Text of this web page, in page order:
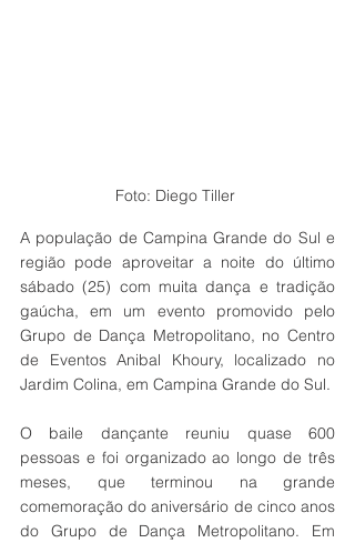
Foto: Diego Tiller
A população de Campina Grande do Sul e
região pode aproveitar a noite do último
sábado (25) com muita dança e tradição
gaúcha, em um evento promovido pelo
Grupo de Dança Metropolitano, no Centro
de Eventos Anibal Khoury, localizado no
Jardim Colina, em Campina Grande do Sul.
O baile dançante reuniu quase 600
pessoas e foi organizado ao longo de três
meses, que terminou na grande
comemoração do aniversário de cinco anos
do Grupo de Dança Metropolitano. Em